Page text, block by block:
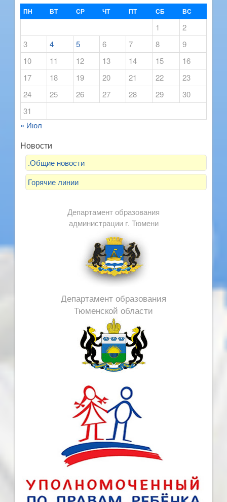
ПН ВТ СР ЧТ ПТ СБ ВС
1
2
3
4 5 6 7 8
9
10
11 12 13 14 15
16
17
18 19 20 21 22
23
24
25 26 27 28 29
30
31
« Июл
Новости
.Общие новости
Горячие линии
Департамент образования
администрации г. Тюмени
Департамент образования
Тюменской области